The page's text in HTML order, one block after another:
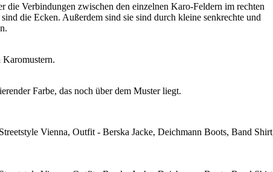
die Verbindungen zwischen den einzelnen Karo-Feldern im rechten
die Ecken. Außerdem sind sie sind durch kleine senkrechte und
Farbe, das noch über dem Muster liegt.